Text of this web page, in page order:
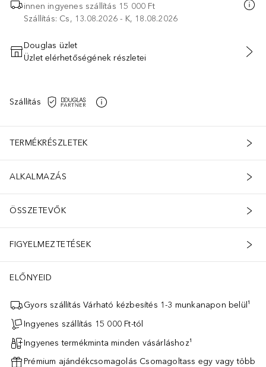
innen ingyenes szállítás 15 000 Ft
Szállítás: Cs, 13.08.2026 - K, 18.08.2026
KOSÁRBA HELYEZÉS
Douglas üzlet
Üzlet elérhetőségének részletei
Szállítás
TERMÉKRÉSZLETEK
ALKALMAZÁS
ÖSSZETEVŐK
FIGYELMEZTETÉSEK
ELŐNYEID
Gyors szállítás Várható kézbesítés 1-3 munkanapon belül¹
Ingyenes szállítás 15 000 Ft-tól
Ingyenes termékminta minden vásárláshoz¹
Prémium ajándékcsomagolás Csomagoltass egy vagy több